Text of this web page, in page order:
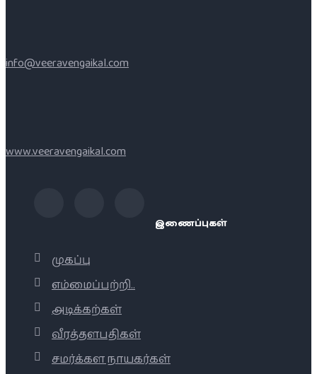
info@veeravengaikal.com
www.veeravengaikal.com
இணைப்புகள்
முகப்பு
எம்மைப்பற்றி..
அடிக்கற்கள்
வீரத்தளபதிகள்
சமர்க்கள நாயகர்கள்